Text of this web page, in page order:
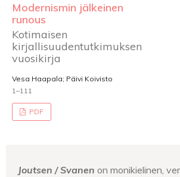
Modernismin jälkeinen
runous
Kotimaisen
kirjallisuudentutkimuksen
vuosikirja
Vesa Haapala; Päivi Koivisto
1–111
PDF
Joutsen / Svanen on monikielinen,